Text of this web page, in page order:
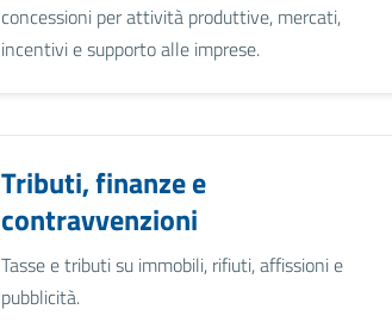
concessioni per attività produttive, mercati,
incentivi e supporto alle imprese.
Tributi, finanze e
contravvenzioni
Tasse e tributi su immobili, rifiuti, affissioni e
pubblicità.